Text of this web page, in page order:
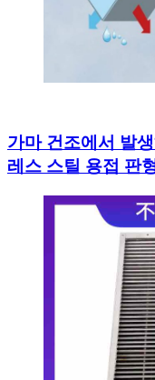
가마 건조에서 발
레스 스틸 용접 판